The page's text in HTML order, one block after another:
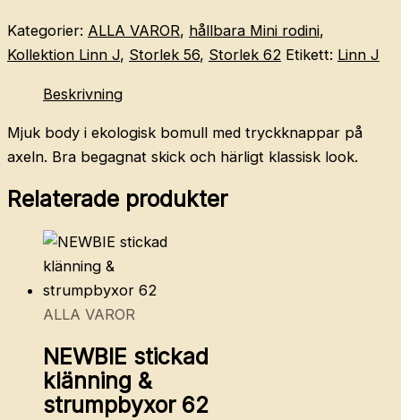
Kategorier: ALLA VAROR, hållbara Mini rodini,
Kollektion Linn J, Storlek 56, Storlek 62 Etikett: Linn J
Beskrivning
Mjuk body i ekologisk bomull med tryckknappar på
axeln. Bra begagnat skick och härligt klassisk look.
Relaterade produkter
ALLA VAROR
NEWBIE stickad
klänning &
strumpbyxor 62